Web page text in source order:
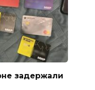
задержали